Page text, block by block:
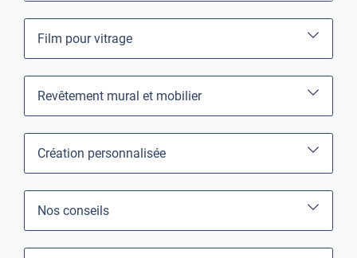
Film pour vitrage
Revêtement mural et mobilier
Création personnalisée
Nos conseils